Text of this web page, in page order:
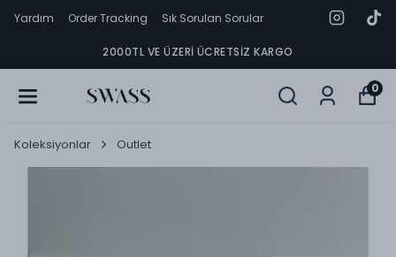
Yardım Order Tracking Sık Sorulan Sorular
2000TL VE ÜZERI ÜCRETSIZ KARGO
0
Koleksiyonlar Outlet